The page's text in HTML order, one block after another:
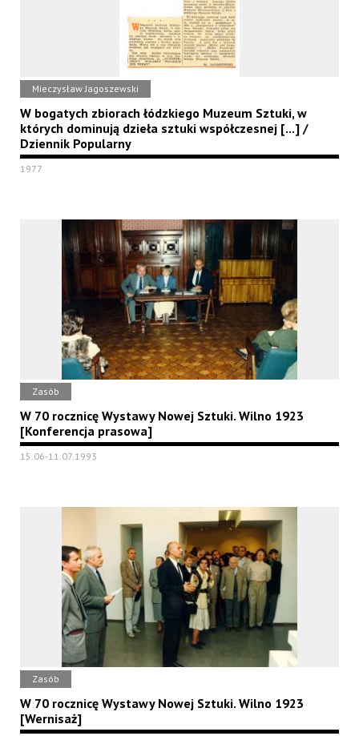
Mieczysław Jagoszewski
W bogatych zbiorach łódzkiego Muzeum Sztuki, w
których dominują dzieła sztuki współczesnej [...] /
Dziennik Popularny
1977
Zasób
W 70 rocznicę Wystawy Nowej Sztuki. Wilno 1923
[Konferencja prasowa]
15.06-11.07.1993
Zasób
W 70 rocznicę Wystawy Nowej Sztuki. Wilno 1923
[Wernisaż]